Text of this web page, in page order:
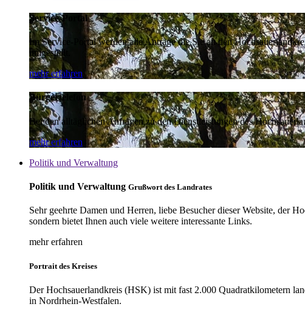
Service-Portal
Im Service-Portal werden alle Anträge die Sie an den
umgestellt.
mehr erfahren
Bürgertelefon
Bei den alltäglichen Anfragen zu den Dienstleistungen des
mehr erfahren
Politik und Verwaltung
Politik und Verwaltung Grußwort des Landrates
Sehr geehrte Damen und Herren, liebe Besucher dieser Website, der
sondern bietet Ihnen auch viele weitere interessante Links.
mehr erfahren
Portrait des Kreises
Der Hochsauerlandkreis (HSK) ist mit fast 2.000 Quadratkilometern
in Nordrhein-Westfalen.